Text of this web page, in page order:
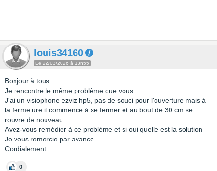
louis34160
Le 22/03/2026 à 13h55
Bonjour à tous .
Je rencontre le même problème que vous .
J'ai un visiophone ezviz hp5, pas de souci pour l'ouverture mais à
la fermeture il commence à se fermer et au bout de 30 cm se
rouvre de nouveau
Avez-vous remédier à ce problème et si oui quelle est la solution
Je vous remercie par avance
Cordialement
0